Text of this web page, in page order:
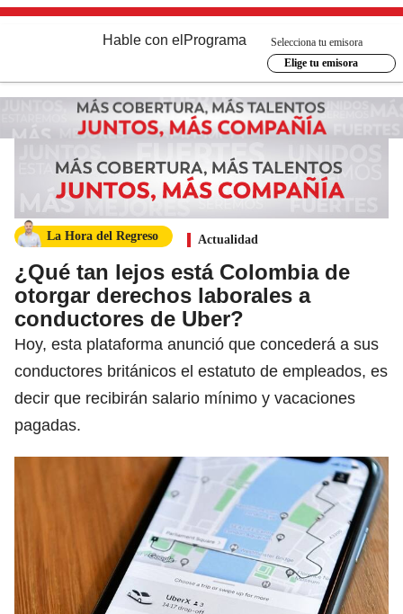
Hable con el Programa
Selecciona tu emisora
Elige tu emisora
La Hora del Regreso Actualidad
¿Qué tan lejos está Colombia de
otorgar derechos laborales a
conductores de Uber?
Hoy, esta plataforma anunció que concederá a sus
conductores británicos el estatuto de empleados, es
decir que recibirán salario mínimo y vacaciones
pagadas.